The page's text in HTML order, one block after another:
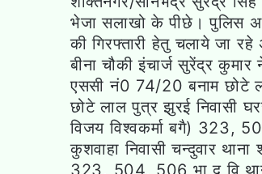
भेजा सलाखो के पीछे। पुलिस
की गिरफ्तारी हेतु चलाये जा
बीना चौकी इंचार्ज सुरेंद्र
एससी नं0 74/20 बनाम छोटे
छोटे लाल पुत्र झुरई निवासी
विजय विश्वकर्मा बगै) 323,
कुशवाहा निवासी चन्दुवार
323, 504, 506 भा द वि